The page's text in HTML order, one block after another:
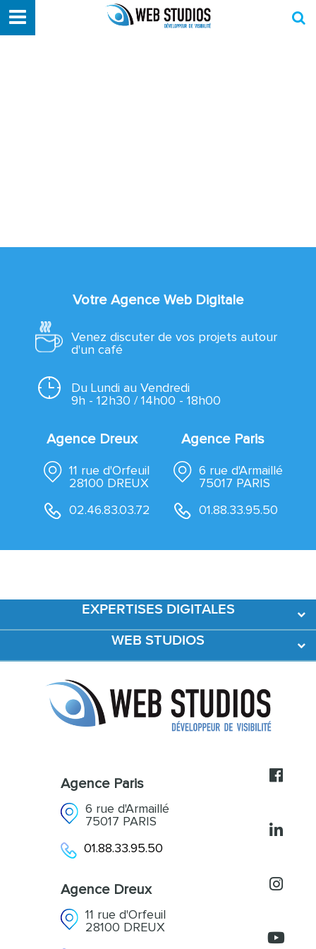
Votre Agence Web Digitale
Venez discuter de vos projets autour
d'un café
Du Lundi au Vendredi
9h - 12h30 / 14h00 - 18h00
Agence Dreux
11 rue d'Orfeuil
28100 DREUX
02.46.83.03.72
Agence Paris
6 rue d'Armaillé
75017 PARIS
01.88.33.95.50
Agence Paris
6 rue d'Armaillé
75017 PARIS
01.88.33.95.50
Agence Dreux
11 rue d'Orfeuil
28100 DREUX
EXPERTISES DIGITALES
Développement Web
Acquisition et Fidélisation
Accompagnement
WEB STUDIOS
Références